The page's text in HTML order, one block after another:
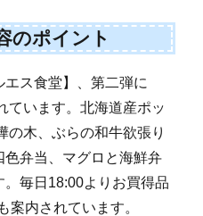
のポイント
ス食堂】、第二弾に
ています。北海道産ポッ
の木、ぶらの和牛欲張り
弁当、マグロと海鮮弁
毎日18:00よりお買得品
案内されています。